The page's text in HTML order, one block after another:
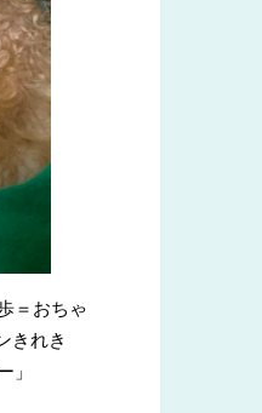
＝おちゃ
きれき
」